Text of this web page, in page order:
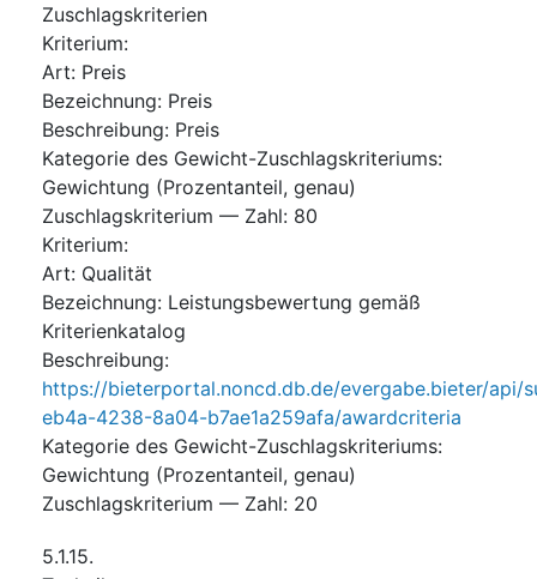
Zuschlagskriterien
Kriterium:
Art: Preis
Bezeichnung: Preis
Beschreibung: Preis
Kategorie des Gewicht-Zuschlagskriteriums:
Gewichtung (Prozentanteil, genau)
Zuschlagskriterium — Zahl: 80
Kriterium:
Art: Qualität
Bezeichnung: Leistungsbewertung gemäß
Kriterienkatalog
Beschreibung:
https://bieterportal.noncd.db.de/evergabe.bieter/
eb4a-4238-8a04-b7ae1a259afa/awardcriteria
Kategorie des Gewicht-Zuschlagskriteriums:
Gewichtung (Prozentanteil, genau)
Zuschlagskriterium — Zahl: 20
5.1.15.